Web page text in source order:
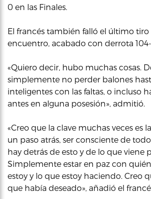
0 en las Finales.
El francés también falló el último tiro
encuentro, acabado con derrota 104-
«Quiero decir, hubo muchas cosas.
simplemente no perder balones
inteligentes con las faltas, o incluso
antes en alguna posesión», admitió.
«Creo que la clave muchas veces es
un paso atrás, ser consciente de
hay detrás de esto y de lo que viene
Simplemente estar en paz con
estoy y lo que estoy haciendo. Creo
que había deseado», añadió el